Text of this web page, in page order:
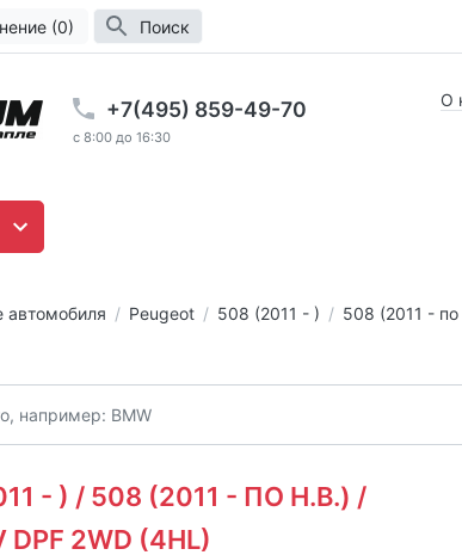
(0) Поиск
+7(495) 859-49-70
c 8:00 до 16:30
О
Peugeot 508 (2011 - ) 508 (2011 - по
- ) / 508 (2011 - ПО Н.В.) /
DPF 2WD (4HL)